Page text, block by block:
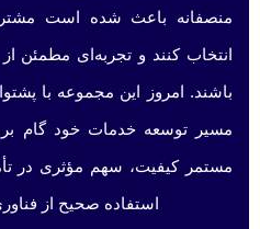
منصفانه باعث شده است
انتخاب کنند و تجربه‌ای مطمئن
باشند. امروز این مجموعه با
مسیر توسعه خدمات خود گام
مستمر کیفیت، سهم مؤثری در
استفاده صحیح از